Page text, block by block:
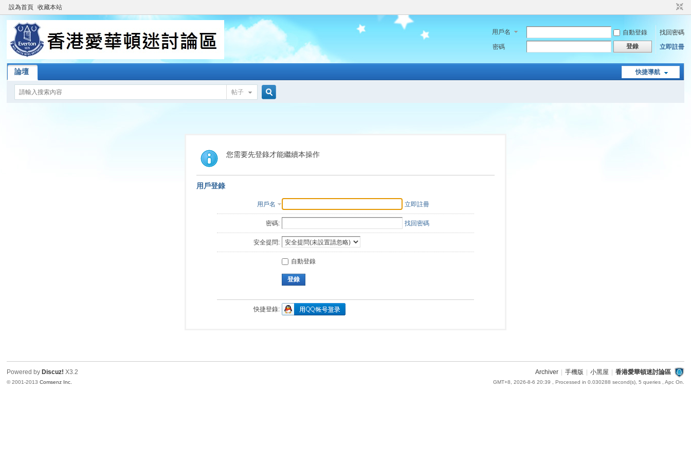
設為首頁 收藏本站
用戶名 自動登錄
找回密碼
密碼
登錄 立即註冊
快捷導航
論壇
帖子
索
您需要先登錄才能繼續本操作
用戶登錄
用戶名 立即註冊
密碼: 找回密碼
安全提問:
自動登錄
登錄
快捷登錄:
Archiver 手機版 小黑屋 香港愛華頓迷討論區
GMT+8, 2026-8-6 20:39 , Processed in 0.030288 second(s), 5 queries , Apc On.
Powered by Discuz! X3.2
© 2001-2013Comsenz Inc.